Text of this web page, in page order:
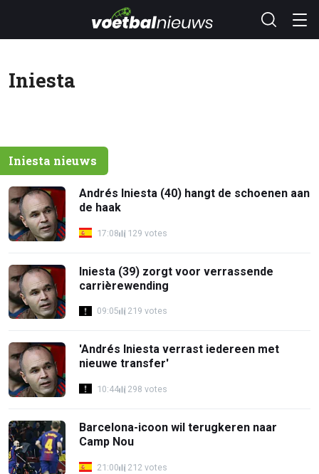
Iniesta
Iniesta nieuws
Andrés Iniesta (40) hangt de schoenen aan
de haak
17:08 129 votes
Iniesta (39) zorgt voor verrassende
carrièrewending
09:05 219 votes
'Andrés Iniesta verrast iedereen met
nieuwe transfer'
10:44 298 votes
Barcelona-icoon wil terugkeren naar
Camp Nou
21:00 212 votes